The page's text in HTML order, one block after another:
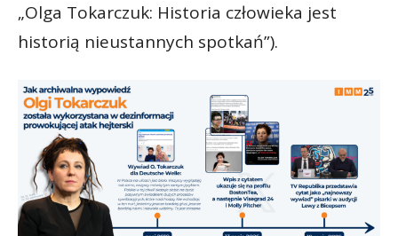
„Olga Tokarczuk: Historia człowieka jest
historią nieustannych spotkań”).